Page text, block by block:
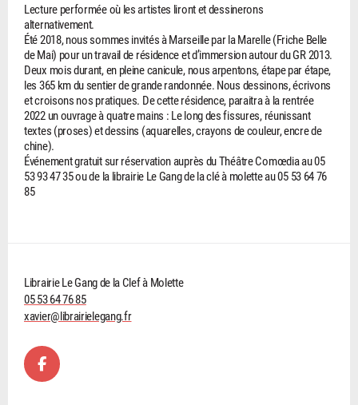
Lecture performée où les artistes liront et dessinerons
alternativement.
Été 2018, nous sommes invités à Marseille par la Marelle (Friche Belle
de Mai) pour un travail de résidence et d’immersion autour du GR 2013.
Deux mois durant, en pleine canicule, nous arpentons, étape par étape,
les 365 km du sentier de grande randonnée. Nous dessinons, écrivons
et croisons nos pratiques. De cette résidence, paraitra à la rentrée
2022 un ouvrage à quatre mains : Le long des fissures, réunissant
textes (proses) et dessins (aquarelles, crayons de couleur, encre de
chine).
Événement gratuit sur réservation auprès du Théâtre Comœdia au 05
53 93 47 35 ou de la librairie Le Gang de la clé à molette au 05 53 64 76
85
Librairie Le Gang de la Clef à Molette
05 53 64 76 85
xavier@librairielegang.fr